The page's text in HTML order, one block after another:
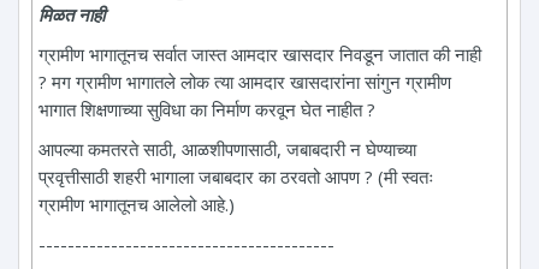
मिळत नाही
ग्रामीण भागातूनच सर्वात जास्त आमदार खासदार निवडून जातात की नाही
? मग ग्रामीण भागातले लोक त्या आमदार खासदारांना सांगुन ग्रामीण
भागात शिक्षणाच्या सुविधा का निर्माण करवून घेत नाहीत ?
आपल्या कमतरते साठी, आळशीपणासाठी, जबाबदारी न घेण्याच्या
प्रवृत्तीसाठी शहरी भागाला जबाबदार का ठरवतो आपण ? (मी स्वतः
ग्रामीण भागातूनच आलेलो आहे.)
-----------------------------------------